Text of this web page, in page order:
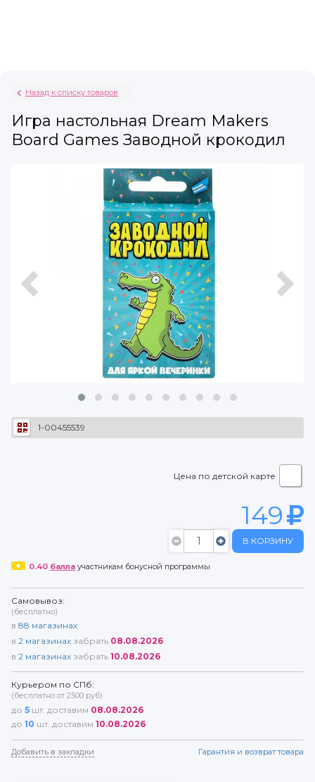
Назад к списку товаров
Игра настольная Dream Makers
Board Games Заводной крокодил
1-00455539
Цена по детской карте
149
В КОРЗИНУ
0.40 баллаучастникам бонусной программы
Самовывоз:
(бесплатно)
в 88 магазинах
в 2 магазинах забрать 08.08.2026
в 2 магазинах забрать 10.08.2026
Курьером по СПб:
(бесплатно от 2500 руб)
до 5 шт. доставим 08.08.2026
до 10 шт. доставим 10.08.2026
Добавить в закладки Гарантия и возврат товара